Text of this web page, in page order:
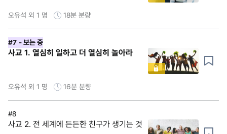
오유석 외 1 명 18분 분량
#7 - 보는 중
사교 1. 열심히 일하고 더 열심히 놀아라
오유석 외 1 명 16분 분량
#8
사교 2. 전 세계에 든든한 친구가 생기는 것